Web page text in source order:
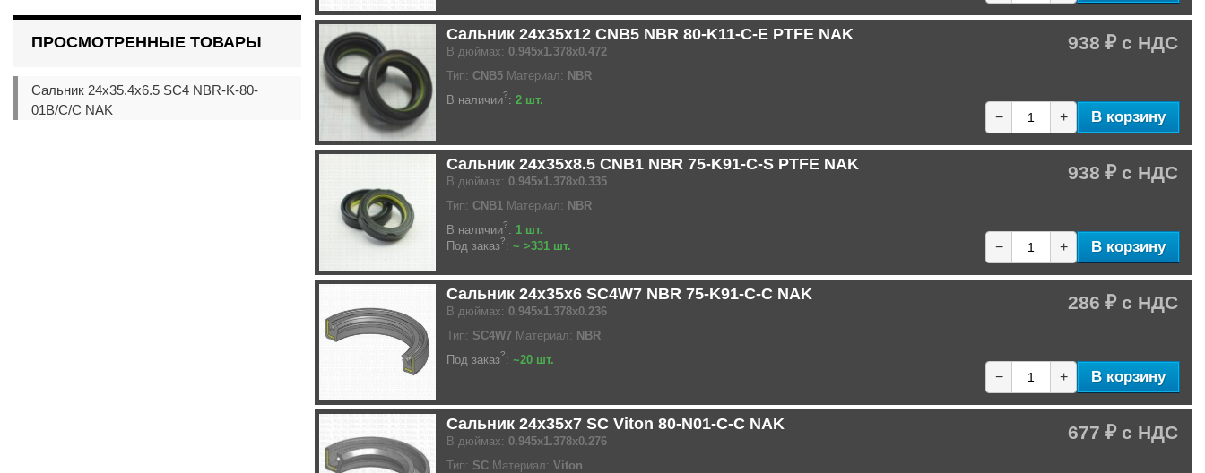
ПРОСМОТРЕННЫЕ ТОВАРЫ
Сальник 24x35.4x6.5 SC4 NBR-K-80-
01B/C/C NAK
Сальник 24x35x12 CNB5 NBR 80-K11-C-E PTFE NAK
В дюймах: 0.945x1.378x0.472
Тип: CNB5 Материал: NBR
В наличии?: 2 шт.
938 ₽
− + В корзину
Сальник 24x35x8.5 CNB1 NBR 75-K91-C-S PTFE NAK
В дюймах: 0.945x1.378x0.335
Тип: CNB1 Материал: NBR
В наличии?: 1 шт.
Под заказ?: ~ >331 шт.
938 ₽
− + В корзину
Сальник 24x35x6 SC4W7 NBR 75-K91-C-C NAK
В дюймах: 0.945x1.378x0.236
Тип: SC4W7 Материал: NBR
Под заказ?: ~20 шт.
286 ₽
− + В корзину
Сальник 24x35x7 SC Viton 80-N01-C-C NAK
В дюймах: 0.945x1.378x0.276
Тип: SC Материал: Viton
677 ₽